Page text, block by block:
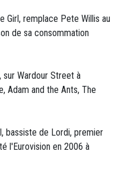
Girl, remplace Pete Willis au
de sa consommation
sur Wardour Street à
Adam and the Ants, The
bassiste de Lordi, premier
l'Eurovision en 2006 à